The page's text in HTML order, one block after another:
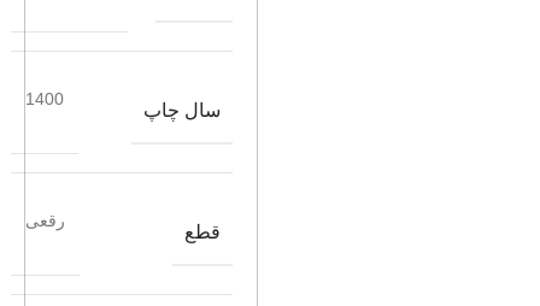
سال چاپ
1400
قطع
رقعی